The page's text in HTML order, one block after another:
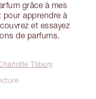
grâce à mes
apprendre à
et essayez
de parfums.
Tilbury